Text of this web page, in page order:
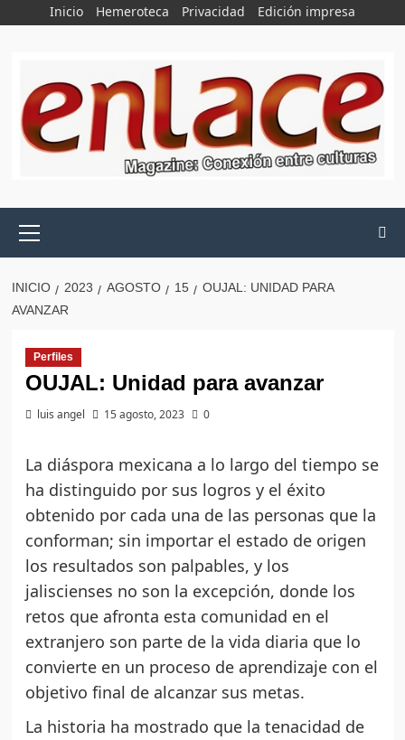
Inicio Hemeroteca Privacidad Edición impresa
principal
INICIO 2023 AGOSTO 15
OUJAL: UNIDAD PARA
AVANZAR
Perfiles
OUJAL: Unidad para avanzar
luis angel 15 agosto, 2023 0
La diáspora mexicana a lo largo del tiempo se
ha distinguido por sus logros y el éxito
obtenido por cada una de las personas que la
conforman; sin importar el estado de origen
los resultados son palpables, y los
jaliscienses no son la excepción, donde los
retos que afronta esta comunidad en el
extranjero son parte de la vida diaria que lo
convierte en un proceso de aprendizaje con el
objetivo final de alcanzar sus metas.
La historia ha mostrado que la tenacidad de